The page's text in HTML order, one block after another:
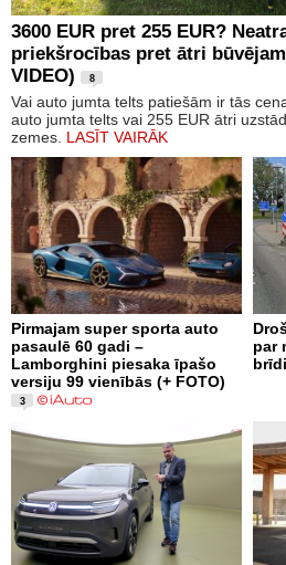
3600 EUR pret 255 EUR?
priekšrocības pret ātri
VIDEO)
8
Vai auto jumta telts patiešām ir tās
auto jumta telts vai 255 EUR ātri
zemes. LASĪT VAIRĀK
Pirmajam super sporta auto
pasaulē 60 gadi –
Lamborghini piesaka īpašo
versiju 99 vienībās (+ FOTO)
3
par